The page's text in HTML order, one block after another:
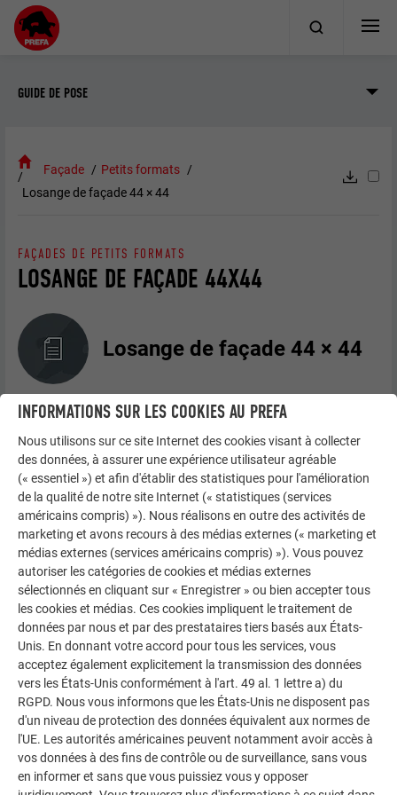
GUIDE DE POSE
Façade
Petits formats
Losange de façade 44 × 44
LOSANGE DE FAÇADE 44X44
FAÇADES DE PETITS FORMATS
Losange de façade 44 × 44
Traçage
Intervalles (cotes de
traçage)
Sens de couverture, fixation
et pose
Remplacement d’un losange
de façade 44 × 44
INFORMATIONS SUR LES COOKIES AU PREFA
Nous utilisons sur ce site Internet des cookies visant à collecter
des données, à assurer une expérience utilisateur agréable
(« essentiel ») et afin d'établir des statistiques pour l'amélioration
de la qualité de notre site Internet (« statistiques (services
américains compris) »). Nous réalisons en outre des activités de
marketing et avons recours à des médias externes (« marketing et
médias externes (services américains compris) »). Vous pouvez
autoriser les catégories de cookies et médias externes
sélectionnés en cliquant sur « Enregistrer » ou bien accepter tous
les cookies et médias. Ces cookies impliquent le traitement de
données par nous et par des prestataires tiers basés aux États-
Unis. En donnant votre accord pour tous les services, vous
acceptez également explicitement la transmission des données
vers les États-Unis conformément à l'art. 49 al. 1 lettre a) du
RGPD. Nous vous informons que les États-Unis ne disposent pas
d'un niveau de protection des données équivalent aux normes de
l'UE. Les autorités américaines peuvent notamment avoir accès à
vos données à des fins de contrôle ou de surveillance, sans vous
en informer et sans que vous puissiez vous y opposer